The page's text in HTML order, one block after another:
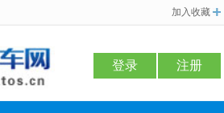
加入收藏
登录 注册